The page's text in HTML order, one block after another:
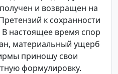
и возвращен на
к сохранности
настоящее время спор
материальный ущерб
приношу свои
формулировку.